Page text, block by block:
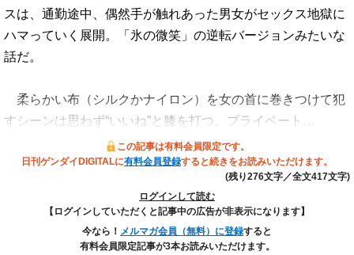
スは、通勤途中、偶然手が触れあった男女がセックス地獄に
ハマっていく展開。「氷の微笑」の逆転バージョンみたいな
話だ。
柔らかい布（シルクかナイロン）を女の首に巻きつけて犯
すシーンは思わず“いいね”と膝を打つ。プライベート…
この記事は有料会員限定です。
日刊ゲンダイDIGITALに有料会員登録すると続きをお読みいただけます。
(残り276文字／全文417文字)
ログインして読む
【ログインしていただくと記事中の広告が非表示になります】
今なら！ メルマガ会員（無料）に登録すると
有料会員限定記事が3本お読みいただけます。